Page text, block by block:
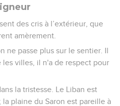
des cris à l’extérieur, que
amèrement.
ne passe plus sur le sentier. Il
villes, il n'a de respect pour
la tristesse. Le Liban est
plaine du Saron est pareille à